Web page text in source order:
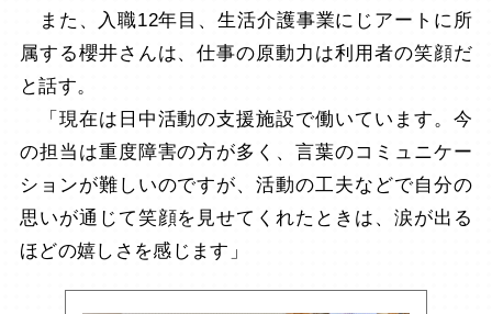
また、入職12年目、生活介護事業にじアートに所
属する櫻井さんは、仕事の原動力は利用者の笑顔だ
と話す。
「現在は日中活動の支援施設で働いています。今
の担当は重度障害の方が多く、言葉のコミュニケー
ションが難しいのですが、活動の工夫などで自分の
思いが通じて笑顔を見せてくれたときは、涙が出る
ほどの嬉しさを感じます」